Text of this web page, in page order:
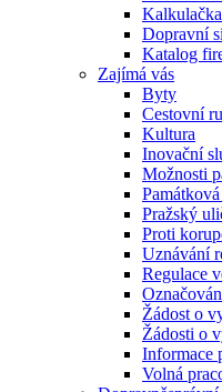
Dopravní
Katalog
Zajímá vás
Byty
Cestovní
Kultura
Inovační
Možnosti
Pražský
Proti
Uznávání
Regulace
Žádost o
Žádosti o
Informace
Volná